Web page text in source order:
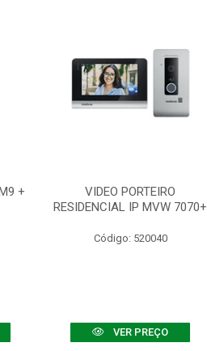
+
VIDEO PORTEIRO
RESIDENCIAL IP MVW 7070+
Código: 520040
VER PREÇO